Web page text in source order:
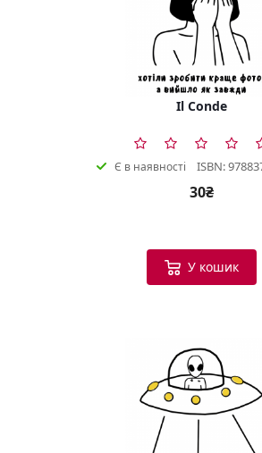
Il Conde
Є в наявності ISBN:
30₴
У кошик